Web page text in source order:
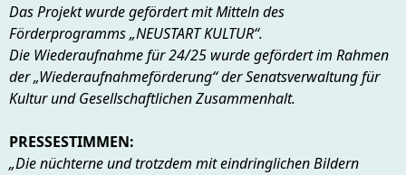
Das Projekt wurde gefördert mit Mitteln des
Förderprogramms „NEUSTART KULTUR“.
Die Wiederaufnahme für 24/25 wurde gefördert im Rahmen
der „Wiederaufnahmeförderung“ der Senatsverwaltung für
Kultur und Gesellschaftlichen Zusammenhalt.
PRESSESTIMMEN:
„Die nüchterne und trotzdem mit eindringlichen Bildern